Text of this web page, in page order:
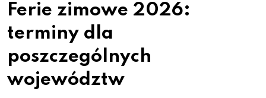
Ferie zimowe 2026:
terminy dla
poszczególnych
województw